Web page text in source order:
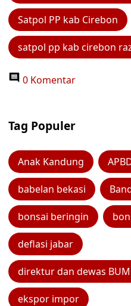
Satpol PP kab Cirebon
satpol pp kab cirebon
0 Komentar
Tag Populer
Anak Kandung
babelan bekasi
bonsai beringin
deflasi jabar
direktur dan dewas
ekspor impor